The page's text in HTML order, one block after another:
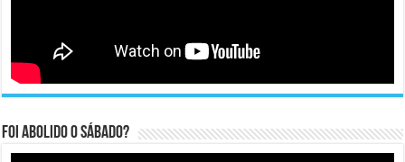
Foi abolido o sábado?